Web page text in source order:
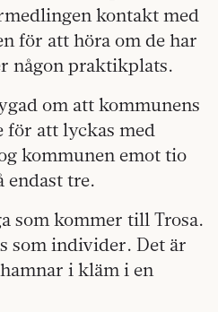
kontakt med
för att höra om de har
någon praktikplats.
om att kommunens
för att lyckas med
kommunen emot tio
tre.
som kommer till Trosa.
som individer. Det är
i kläm i en